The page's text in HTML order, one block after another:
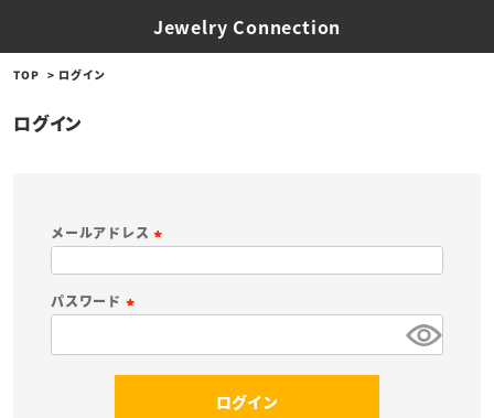
Jewelry Connection
TOP ログイン
ログイン
メールアドレス
須
パスワード
ログイン